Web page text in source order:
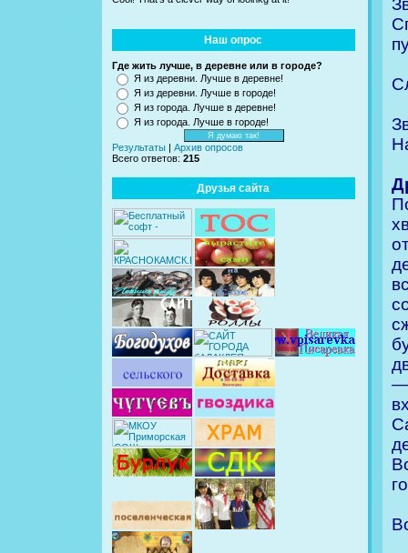
Наш опрос
Где жить лучше, в деревне или в городе?
Я из деревни. Лучше в деревне!
Я из деревни. Лучше в городе!
Я из города. Лучше в деревне!
Я из города. Лучше в городе!
Результаты
Архив опросов
Всего ответов: 215
Друзья сайта
—